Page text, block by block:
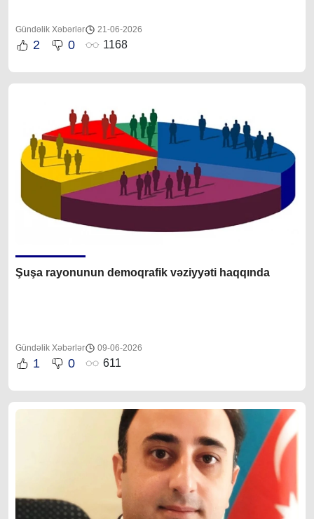
Gündəlik Xəbərlər 21-06-2026
2 0 1168
Şuşa rayonunun demoqrafik vəziyyəti haqqında
Gündəlik Xəbərlər 09-06-2026
1 0 611